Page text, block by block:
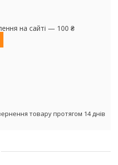
на сайті — 100 ₴
товару протягом 14 днів